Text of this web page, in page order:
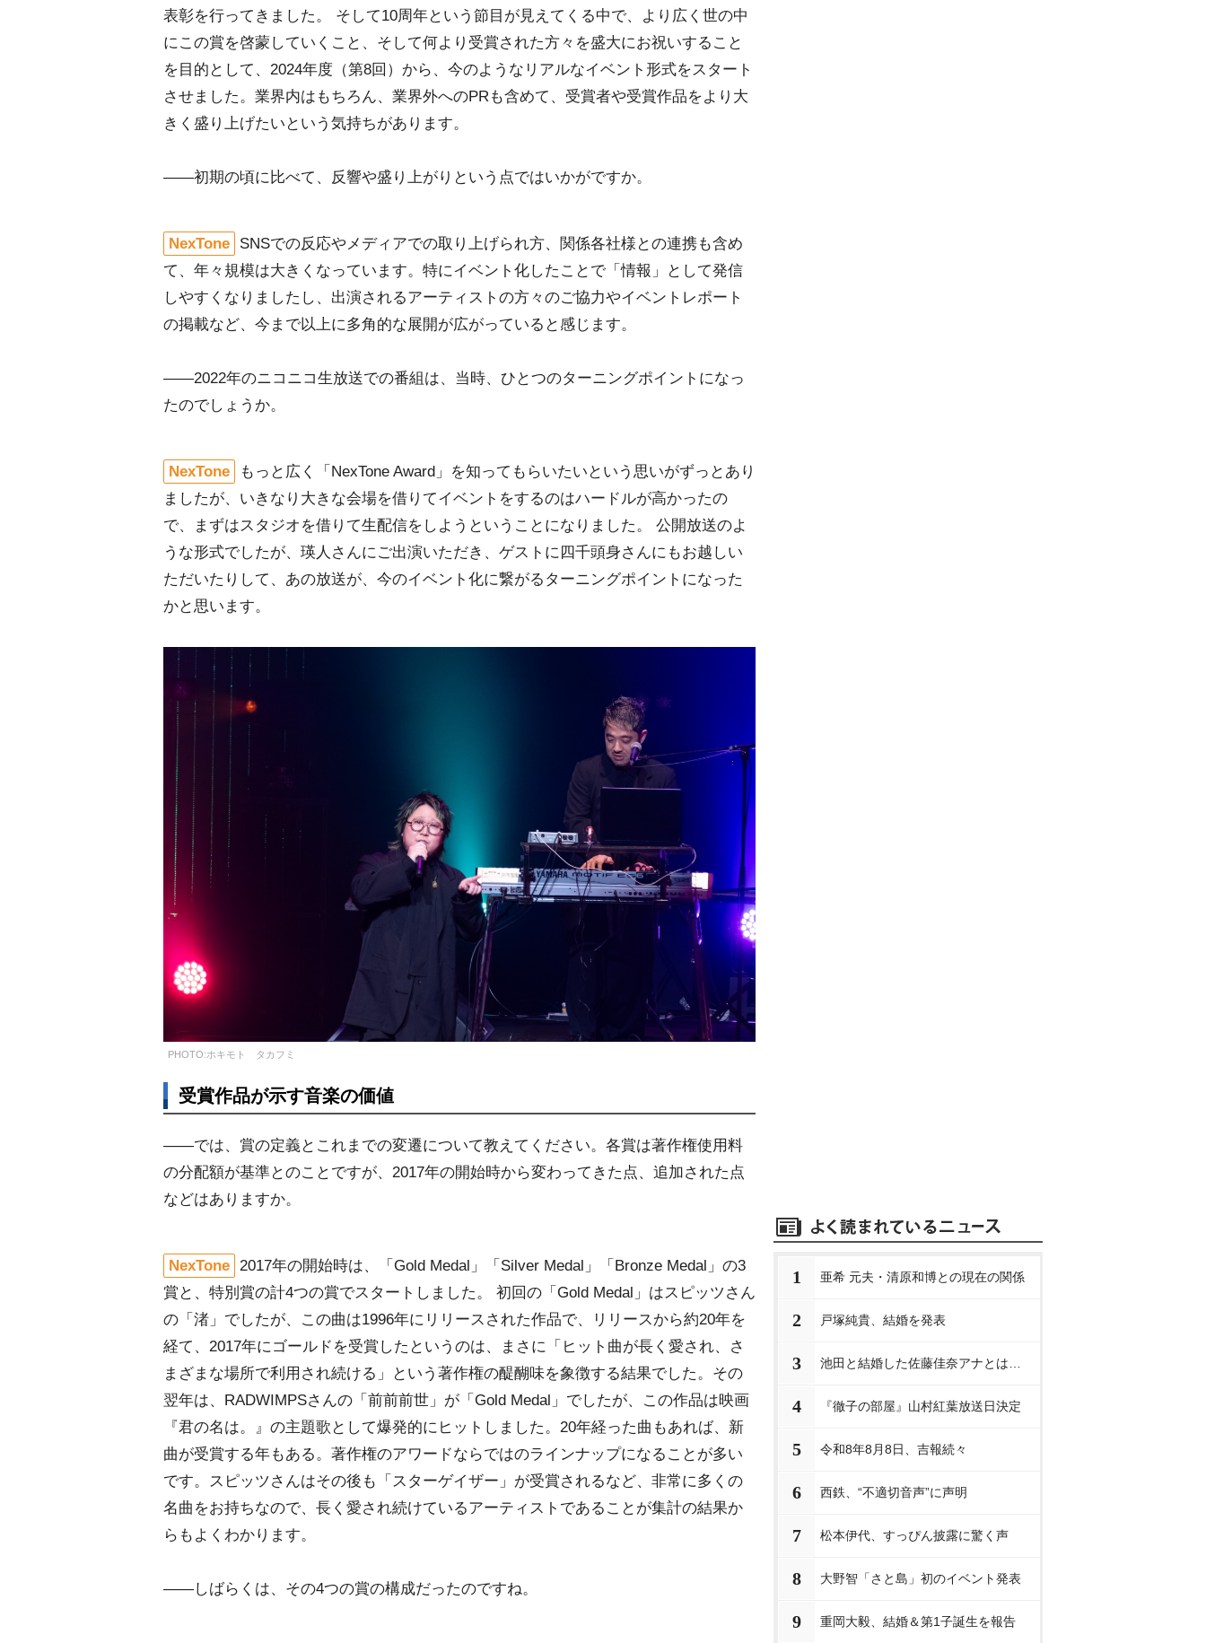
表彰を行ってきました。 そして10周年という節目が見えてくる中で、より広く世の中
にこの賞を啓蒙していくこと、そして何より受賞された方々を盛大にお祝いすること
を目的として、2024年度（第8回）から、今のようなリアルなイベント形式をスタート
させました。業界内はもちろん、業界外へのPRも含めて、受賞者や受賞作品をより大
きく盛り上げたいという気持ちがあります。
――初期の頃に比べて、反響や盛り上がりという点ではいかがですか。
NexTone
SNSでの反応やメディアでの取り上げられ方、関係各社様との連携も含め
て、年々規模は大きくなっています。特にイベント化したことで「情報」として発信
しやすくなりましたし、出演されるアーティストの方々のご協力やイベントレポート
の掲載など、今まで以上に多角的な展開が広がっていると感じます。
――2022年のニコニコ生放送での番組は、当時、ひとつのターニングポイントになっ
たのでしょうか。
NexTone
もっと広く「NexTone Award」を知ってもらいたいという思いがずっとあり
ましたが、いきなり大きな会場を借りてイベントをするのはハードルが高かったの
で、まずはスタジオを借りて生配信をしようということになりました。 公開放送のよ
うな形式でしたが、瑛人さんにご出演いただき、ゲストに四千頭身さんにもお越しい
ただいたりして、あの放送が、今のイベント化に繋がるターニングポイントになった
かと思います。
PHOTO:ホキモト タカフミ
受賞作品が示す音楽の価値
――では、賞の定義とこれまでの変遷について教えてください。各賞は著作権使用料
の分配額が基準とのことですが、2017年の開始時から変わってきた点、追加された点
などはありますか。
NexTone
2017年の開始時は、「Gold Medal」「Silver Medal」「Bronze Medal」の3
賞と、特別賞の計4つの賞でスタートしました。 初回の「Gold Medal」はスピッツさん
の「渚」でしたが、この曲は1996年にリリースされた作品で、リリースから約20年を
経て、2017年にゴールドを受賞したというのは、まさに「ヒット曲が長く愛され、さ
まざまな場所で利用され続ける」という著作権の醍醐味を象徴する結果でした。その
翌年は、RADWIMPSさんの「前前前世」が「Gold Medal」でしたが、この作品は映画
『君の名は。』の主題歌として爆発的にヒットしました。20年経った曲もあれば、新
曲が受賞する年もある。著作権のアワードならではのラインナップになることが多い
です。スピッツさんはその後も「スターゲイザー」が受賞されるなど、非常に多くの
名曲をお持ちなので、長く愛され続けているアーティストであることが集計の結果か
らもよくわかります。
――しばらくは、その4つの賞の構成だったのですね。
1 亜希 元夫・清原和博との現在の関係
2 戸塚純貴、結婚を発表
3 池田と結婚した佐藤佳奈アナとは…
4 『徹子の部屋』山村紅葉放送日決定
5 令和8年8月8日、吉報続々
6 西鉄、“不適切音声”に声明
7 松本伊代、すっぴん披露に驚く声
8 大野智「さと島」初のイベント発表
9 重岡大毅、結婚＆第1子誕生を報告